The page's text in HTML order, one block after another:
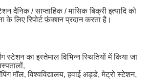
दैनिक / साप्ताहिक / मासिक बिक्री इत्यादि को
लिए रिपोर्ट फ़ंक्शन प्रदान करता है।
स्टेशन का इस्तेमाल विभिन्न स्थितियों में किया जा
मॉल, विश्वविद्यालय, हवाई अड्डे, मेट्रो स्टेशन,